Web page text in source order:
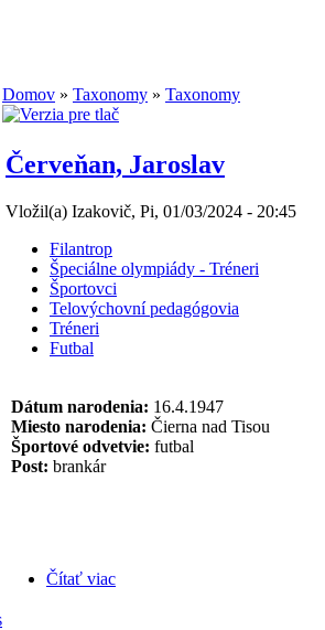
Domov » Taxonomy » Taxonomy
Červeňan, Jaroslav
Vložil(a) Izakovič, Pi, 01/03/2024 - 20:45
Filantrop
Špeciálne olympiády - Tréneri
Športovci
Telovýchovní pedagógovia
Tréneri
Futbal
Dátum narodenia: 16.4.1947
Miesto narodenia: Čierna nad Tisou
Športové odvetvie: futbal
Post: brankár
Čítať viac